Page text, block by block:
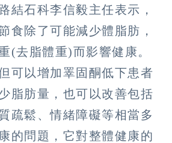
結石科李信毅主任表示，
食除了可能減少體脂肪，
(去脂體重)而影響健康。
可以增加睪固酮低下患者
脂肪量，也可以改善包括
疏鬆、情緒障礙等相當多
的問題，它對整體健康的